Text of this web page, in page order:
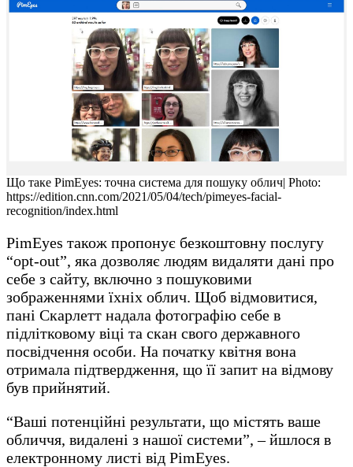
Що таке PimEyes: точна система для пошуку облич| Photo:
https://edition.cnn.com/2021/05/04/tech/pimeyes-facial-
recognition/index.html
PimEyes також пропонує безкоштовну послугу
“opt-out”, яка дозволяє людям видаляти дані про
себе з сайту, включно з пошуковими
зображеннями їхніх облич. Щоб відмовитися,
пані Скарлетт надала фотографію себе в
підлітковому віці та скан свого державного
посвідчення особи. На початку квітня вона
отримала підтвердження, що її запит на відмову
був прийнятий.
“Ваші потенційні результати, що містять ваше
обличчя, видалені з нашої системи”, – йшлося в
електронному листі від PimEyes.